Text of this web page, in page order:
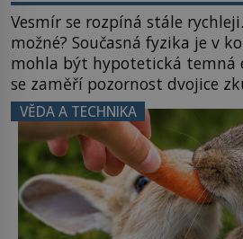
Vesmír se rozpíná stále
možné? Současná fyzika je v
mohla být hypotetická temná
se zaměří pozornost dvojice
Namísto ní ale objeví něco
hmatatelnějšího. Naprosto
Astronomové Pedro
mravenčí prací zkoumají
Průzkumu temné energie […]
VĚDA A TECHNIKA